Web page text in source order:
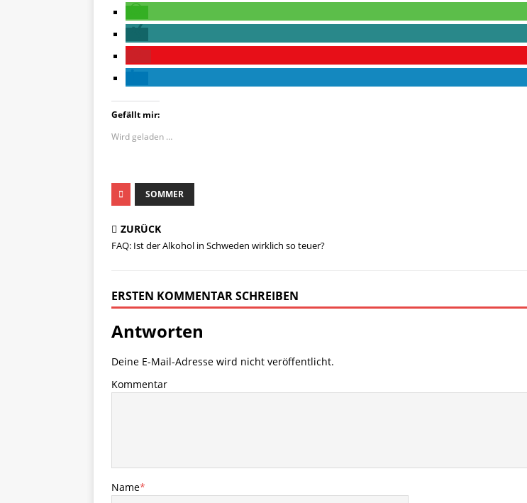
Gefällt mir:
Wird geladen …
SOMMER
ZURÜCK
FAQ: Ist der Alkohol in Schweden wirklich so teuer?
ERSTEN KOMMENTAR SCHREIBEN
Antworten
Deine E-Mail-Adresse wird nicht veröffentlicht.
Kommentar
Name*